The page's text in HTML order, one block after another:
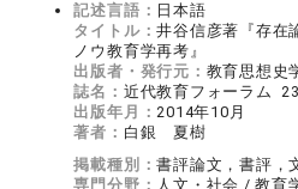
記述言語： 日本語
タイトル：井谷信彦著『存在
ノウ教育学再考』
出版者・発行元： 教育思想史
誌名： 近代教育フォーラム
出版年月：2014年10月
著者： 白銀 夏樹
掲載種別：書評論文，書評，
専門分野： 人文・社会 / 教育